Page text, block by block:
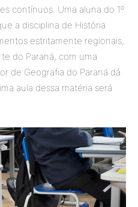
contínuos. Uma aluna do 1º
a disciplina de História
estritamente regionais,
do Paraná, com uma
de Geografia do Paraná dá
aula dessa matéria será